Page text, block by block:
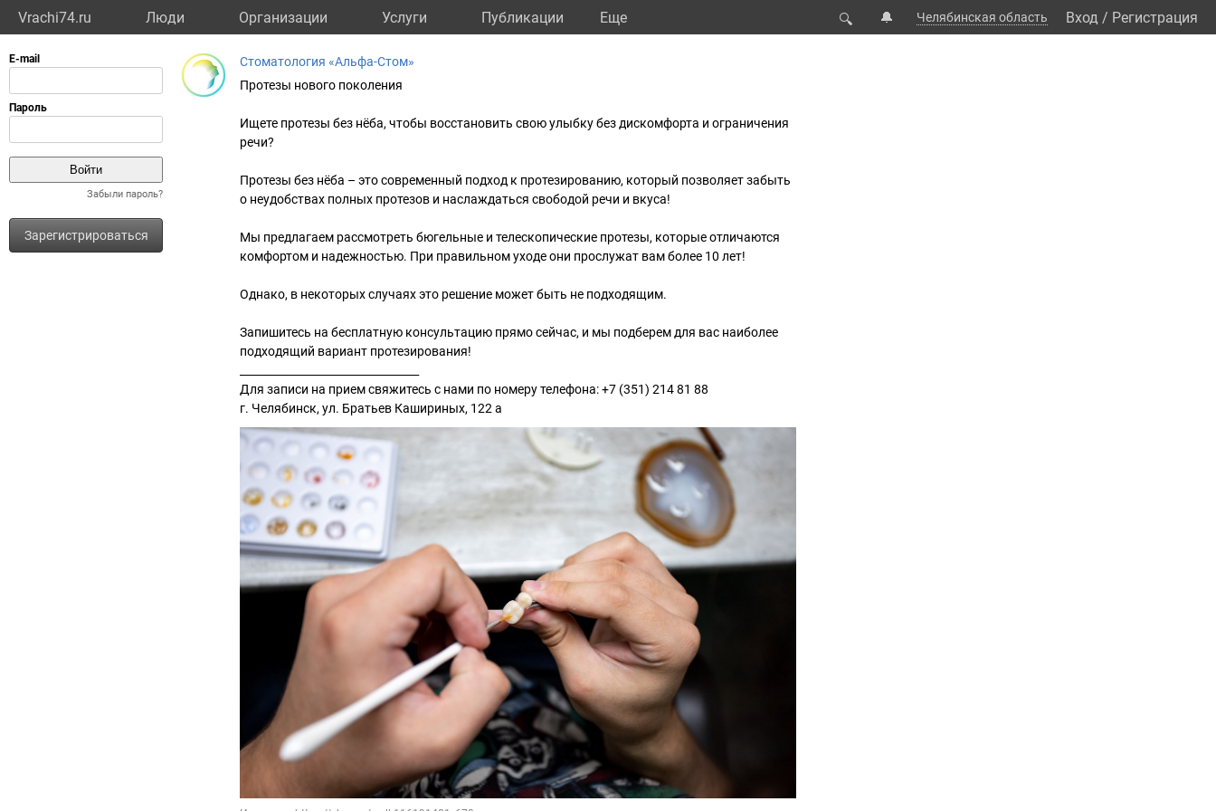
Vrachi74.ru Люди Организации Услуги Публикации Eще 🔍 🔔 Челябинская область Вход / Регистрация
Забыли пароль?
Зарегистрироваться
Стоматология «Альфа-Стом»
Протезы нового поколения
Ищете протезы без нёба, чтобы восстановить свою улыбку без дискомфорта и ограничения
речи?
Протезы без нёба – это современный подход к протезированию, который позволяет забыть
о неудобствах полных протезов и наслаждаться свободой речи и вкуса!
Мы предлагаем рассмотреть бюгельные и телескопические протезы, которые отличаются
комфортом и надежностью. При правильном уходе они прослужат вам более 10 лет!
Однако, в некоторых случаях это решение может быть не подходящим.
Запишитесь на бесплатную консультацию прямо сейчас, и мы подберем для вас наиболее
подходящий вариант протезирования!
Для записи на прием свяжитесь с нами по номеру телефона: +7 (351) 214 81 88
г. Челябинск, ул. Братьев Кашириных, 122 а